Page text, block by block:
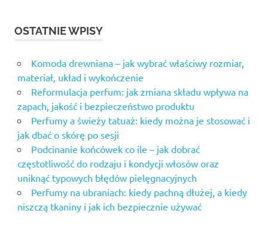
OSTATNIE WPISY
Komoda drewniana – jak wybrać właściwy rozmiar,
materiał, układ i wykończenie
Reformulacja perfum: jak zmiana składu wpływa na
zapach, jakość i bezpieczeństwo produktu
Perfumy a świeży tatuaż: kiedy można je stosować i
jak dbać o skórę po sesji
Podcinanie końcówek co ile – jak dobrać
częstotliwość do rodzaju i kondycji włosów oraz
uniknąć typowych błędów pielęgnacyjnych
Perfumy na ubraniach: kiedy pachną dłużej, a kiedy
niszczą tkaniny i jak ich bezpiecznie używać